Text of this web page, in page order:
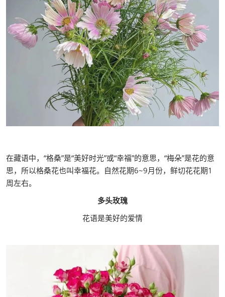
在藏语中，“格桑”是“美好时光”或“幸福”的意思，“梅朵”是花的意
思，所以格桑花也叫幸福花。自然花期6~9月份，鲜切花花期1
周左右。
多头玫瑰
花语是美好的爱情